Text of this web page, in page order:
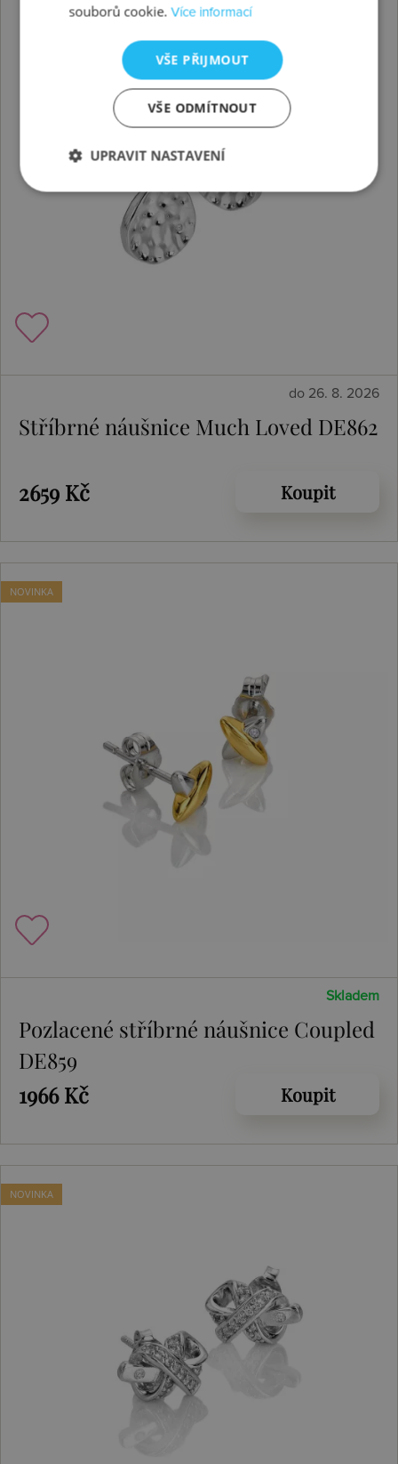
do 26. 8. 2026
Stříbrné náušnice Much Loved DE862
2659 Kč Koupit
NOVINKA
Skladem
Pozlacené stříbrné náušnice Coupled
DE859
1966 Kč
Koupit
NOVINKA
souborů cookie.Více informací
VŠE PŘIJMOUT
VŠE ODMÍTNOUT
UPRAVIT NASTAVENÍ